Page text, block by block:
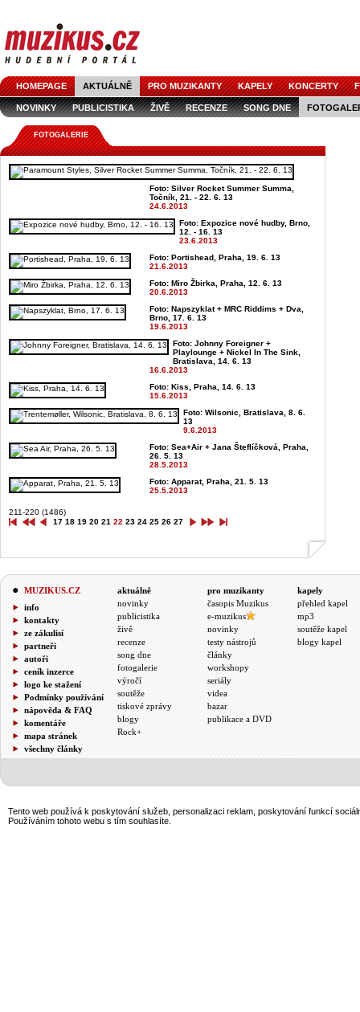
HOMEPAGE AKTUÁLNĚ PRO MUZIKANTY KAPELY KONCERTY
NOVINKY PUBLICISTIKA ŽIVĚ RECENZE SONG DNE
FOTOGALERIE
Foto: Silver Rocket Summer Summa,
Točník, 21. - 22. 6. 13
24.6.2013
Foto: Expozice nové hudby, Brno,
12. - 16. 13
23.6.2013
Foto: Portishead, Praha, 19. 6. 13
21.6.2013
Foto: Miro Žbirka, Praha, 12. 6. 13
20.6.2013
Foto: Napszyklat + MRC Riddims + Dva,
Brno, 17. 6. 13
19.6.2013
Foto: Johnny Foreigner +
Playlounge + Nickel In The Sink,
Bratislava, 14. 6. 13
16.6.2013
Foto: Kiss, Praha, 14. 6. 13
15.6.2013
Foto: Wilsonic, Bratislava, 8. 6.
13
9.6.2013
Foto: Sea+Air + Jana Šteflíčková, Praha,
26. 5. 13
28.5.2013
Foto: Apparat, Praha, 21. 5. 13
25.5.2013
211-220 (1486)
17 18 19 20 21 22 23 24 25 26 27
MUZIKUS.CZ
info
kontakty
ze zákulisí
partneři
autoři
ceník inzerce
logo ke stažení
Podmínky používání
nápověda & FAQ
komentáře
mapa stránek
všechny články
aktuálně
novinky
publicistika
živě
recenze
song dne
fotogalerie
výročí
soutěže
tiskové zprávy
blogy
Rock+
pro muzikanty
časopis Muzikus
e-muzikus
novinky
testy nástrojů
články
workshopy
seriály
videa
bazar
publikace a DVD
kapely
přehled kapel
mp3
soutěže kapel
blogy kapel
Tento web používá k poskytování služeb, personalizaci reklam, poskytování funkcí
Používáním tohoto webu s tím souhlasíte.